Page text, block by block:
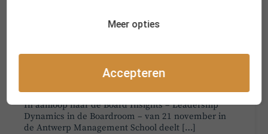
“De kwaliteit van het debat is dé
In aanloop naar de Board Insights – Leadership
Dynamics in de Boardroom – van 21 november in
de Antwerp Management School deelt […]
Meer opties
Accepteren